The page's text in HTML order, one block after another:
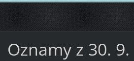
Oznamy z 30.